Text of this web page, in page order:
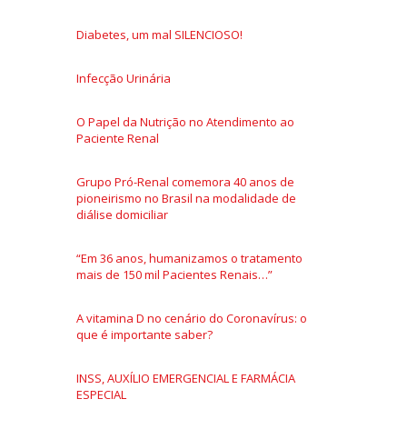
Diabetes, um mal SILENCIOSO!
Infecção Urinária
O Papel da Nutrição no Atendimento ao
Paciente Renal
Grupo Pró-Renal comemora 40 anos de
pioneirismo no Brasil na modalidade de
diálise domiciliar
“Em 36 anos, humanizamos o tratamento
mais de 150 mil Pacientes Renais…”
A vitamina D no cenário do Coronavírus: o
que é importante saber?
INSS, AUXÍLIO EMERGENCIAL E FARMÁCIA
ESPECIAL